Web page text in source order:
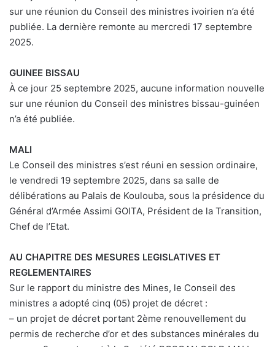
sur une réunion du Conseil des ministres ivoirien n’a été
publiée. La dernière remonte au mercredi 17 septembre
2025.
GUINEE BISSAU
À ce jour 25 septembre 2025, aucune information nouvelle
sur une réunion du Conseil des ministres bissau-guinéen
n’a été publiée.
MALI
Le Conseil des ministres s’est réuni en session ordinaire,
le vendredi 19 septembre 2025, dans sa salle de
délibérations au Palais de Koulouba, sous la présidence du
Général d’Armée Assimi GOITA, Président de la Transition,
Chef de l’Etat.
AU CHAPITRE DES MESURES LEGISLATIVES ET
REGLEMENTAIRES
Sur le rapport du ministre des Mines, le Conseil des
ministres a adopté cinq (05) projet de décret :
– un projet de décret portant 2ème renouvellement du
permis de recherche d’or et des substances minérales du